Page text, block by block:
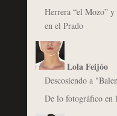
Herrera “el Mozo”
en el Prado
Lola Feijóo
Descosiendo a
De lo fotográfico en